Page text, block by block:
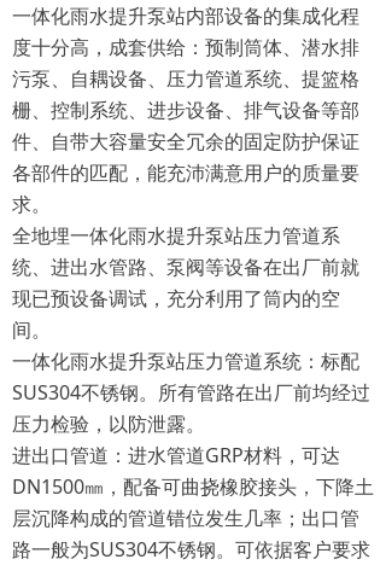
一体化雨水提升泵站内部设备的集成化程
度十分高，成套供给：预制筒体、潜水排
污泵、自耦设备、压力管道系统、提篮格
栅、控制系统、进步设备、排气设备等部
件、自带大容量安全冗余的固定防护保证
各部件的匹配，能充沛满意用户的质量要
求。
全地埋一体化雨水提升泵站压力管道系
统、进出水管路、泵阀等设备在出厂前就
现已预设备调试，充分利用了筒内的空
间。
一体化雨水提升泵站压力管道系统：标配
SUS304不锈钢。所有管路在出厂前均经过
压力检验，以防泄露。
进出口管道：进水管道GRP材料，可达
DN1500㎜，配备可曲挠橡胶接头，下降土
层沉降构成的管道错位发生几率；出口管
路一般为SUS304不锈钢。可依据客户要求